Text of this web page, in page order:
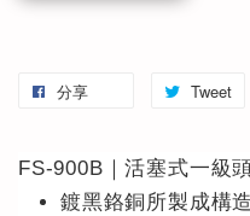
分享 Tweet
FS-900B｜活塞式一級
鍍黑鉻銅所製成構